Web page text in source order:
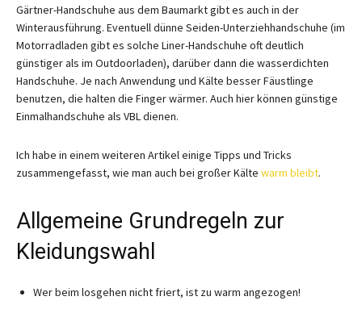
Gärtner-Handschuhe aus dem Baumarkt gibt es auch in der
Winterausführung. Eventuell dünne Seiden-Unterziehhandschuhe (im
Motorradladen gibt es solche Liner-Handschuhe oft deutlich
günstiger als im Outdoorladen), darüber dann die wasserdichten
Handschuhe. Je nach Anwendung und Kälte besser Fäustlinge
benutzen, die halten die Finger wärmer. Auch hier können günstige
Einmalhandschuhe als VBL dienen.
Ich habe in einem weiteren Artikel einige Tipps und Tricks
zusammengefasst, wie man auch bei großer Kälte warm bleibt.
Allgemeine Grundregeln zur
Kleidungswahl
Wer beim losgehen nicht friert, ist zu warm angezogen!